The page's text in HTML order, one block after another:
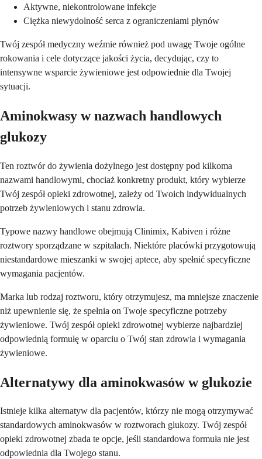
Aktywne, niekontrolowane infekcje
Ciężka niewydolność serca z ograniczeniami płynów
Twój zespół medyczny weźmie również pod uwagę Twoje ogólne
rokowania i cele dotyczące jakości życia, decydując, czy to
intensywne wsparcie żywieniowe jest odpowiednie dla Twojej
sytuacji.
Aminokwasy w nazwach handlowych
glukozy
Ten roztwór do żywienia dożylnego jest dostępny pod kilkoma
nazwami handlowymi, chociaż konkretny produkt, który wybierze
Twój zespół opieki zdrowotnej, zależy od Twoich indywidualnych
potrzeb żywieniowych i stanu zdrowia.
Typowe nazwy handlowe obejmują Clinimix, Kabiven i różne
roztwory sporządzane w szpitalach. Niektóre placówki przygotowują
niestandardowe mieszanki w swojej aptece, aby spełnić specyficzne
wymagania pacjentów.
Marka lub rodzaj roztworu, który otrzymujesz, ma mniejsze znaczenie
niż upewnienie się, że spełnia on Twoje specyficzne potrzeby
żywieniowe. Twój zespół opieki zdrowotnej wybierze najbardziej
odpowiednią formułę w oparciu o Twój stan zdrowia i wymagania
żywieniowe.
Alternatywy dla aminokwasów w glukozie
Istnieje kilka alternatyw dla pacjentów, którzy nie mogą otrzymywać
standardowych aminokwasów w roztworach glukozy. Twój zespół
opieki zdrowotnej zbada te opcje, jeśli standardowa formuła nie jest
odpowiednia dla Twojego stanu.